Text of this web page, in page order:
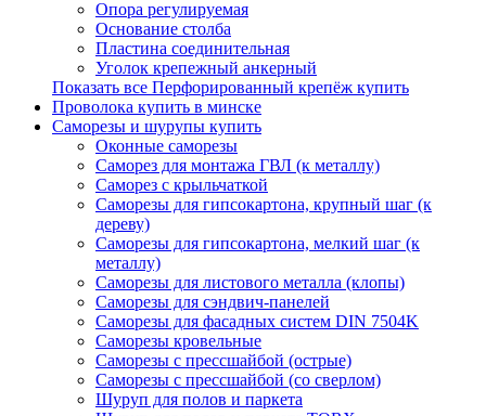
Опора регулируемая
Основание столба
Пластина соединительная
Уголок крепежный анкерный
Показать все Перфорированный крепёж купить
Проволока купить в минске
Саморезы и шурупы купить
Оконные саморезы
Саморез для монтажа ГВЛ (к металлу)
Саморез с крыльчаткой
Саморезы для гипсокартона, крупный шаг (к
дереву)
Саморезы для гипсокартона, мелкий шаг (к
металлу)
Саморезы для листового металла (клопы)
Саморезы для сэндвич-панелей
Саморезы для фасадных систем DIN 7504K
Саморезы кровельные
Саморезы с прессшайбой (острые)
Саморезы с прессшайбой (со сверлом)
Шуруп для полов и паркета